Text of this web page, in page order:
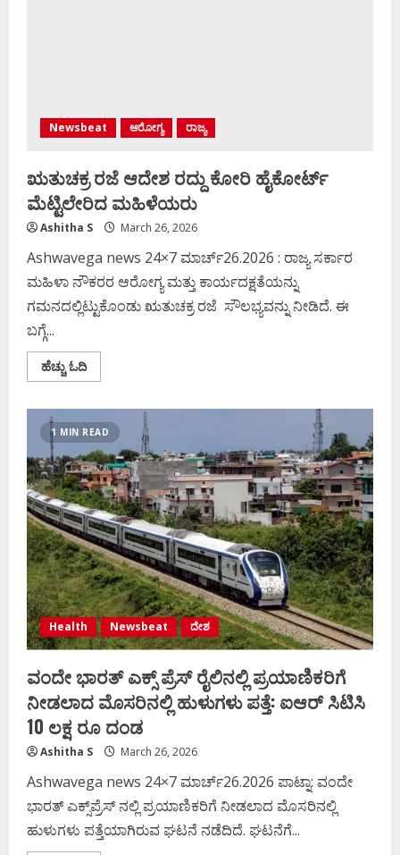
Newsbeat ಆರೋಗ್ಯ ರಾಜ್ಯ
ಋತುಚಕ್ರ ರಜೆ ಆದೇಶ ರದ್ದು ಕೋರಿ ಹೈಕೋರ್ಟ್‌
ಮೆಟ್ಟಿಲೇರಿದ ಮಹಿಳೆಯರು
Ashitha S March 26, 2026
Ashwavega news 24×7 ಮಾರ್ಚ್26.2026 : ರಾಜ್ಯ ಸರ್ಕಾರ
ಮಹಿಳಾ ನೌಕರರ ಆರೋಗ್ಯ ಮತ್ತು ಕಾರ್ಯದಕ್ಷತೆಯನ್ನು
ಗಮನದಲ್ಲಿಟ್ಟುಕೊಂಡು ಋತುಚಕ್ರ ರಜೆ ಸೌಲಭ್ಯವನ್ನು ನೀಡಿದೆ. ಈ
ಬಗ್ಗೆ...
ಹೆಚ್ಚು ಓದಿRead
more
ಆದೇಶ
ರದ್ದು
ಕೋರಿ
ಹೈಕೋರ್ಟ್‌
ಮೆಟ್ಟಿಲೇರಿದ
ಮಹಿಳೆಯರು
1 MIN READ
Health Newsbeat ದೇಶ
ವಂದೇ ಭಾರತ್‌ ಎಕ್ಸ್ ಪ್ರೆಸ್‌ ರೈಲಿನಲ್ಲಿ ಪ್ರಯಾಣಿಕರಿಗೆ
ನೀಡಲಾದ ಮೊಸರಿನಲ್ಲಿ ಹುಳುಗಳು ಪತ್ತೆ: ಐಆರ್ ಸಿಟಿಸಿ
10 ಲಕ್ಷ ರೂ ದಂಡ
Ashitha S March 26, 2026
Ashwavega news 24×7 ಮಾರ್ಚ್26.2026 ಪಾಟ್ನಾ: ವಂದೇ
ಭಾರತ್‌ ಎಕ್ಸ್‌ಪ್ರೆಸ್‌ ನಲ್ಲಿ ಪ್ರಯಾಣಿಕರಿಗೆ ನೀಡಲಾದ ಮೊಸರಿನಲ್ಲಿ
ಹುಳುಗಳು ಪತ್ತೆಯಾಗಿರುವ ಘಟನೆ ನಡೆದಿದೆ. ಘಟನೆಗೆ...